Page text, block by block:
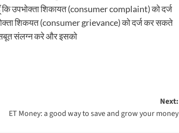
कि उपभोक्ता शिकायत (consumer complaint) को दर्ज
शिकयत (consumer grievance) को दर्ज कर सकते
संलग्न करे और इसको
Next:
ET Money: a good way to save and grow your money